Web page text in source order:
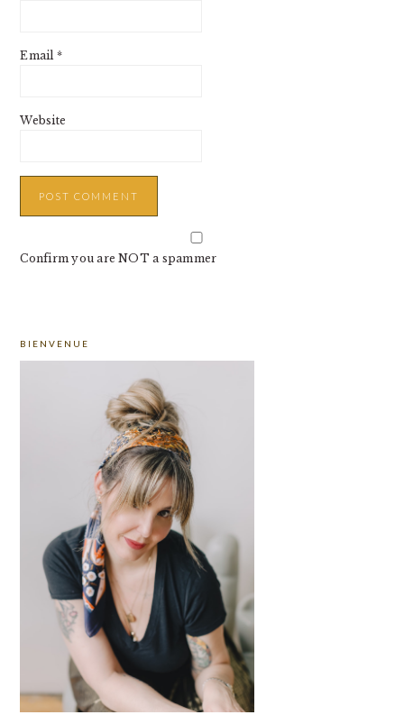
Email *
Website
Confirm you are NOT a spammer
SIDEBAR
BIENVENUE